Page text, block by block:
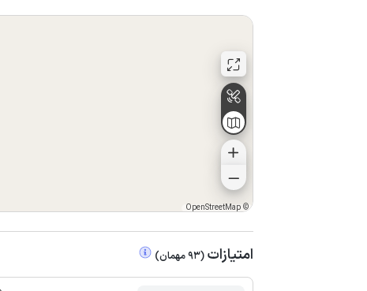
©
OpenStreetMap
امتیازات (
93مهمان)